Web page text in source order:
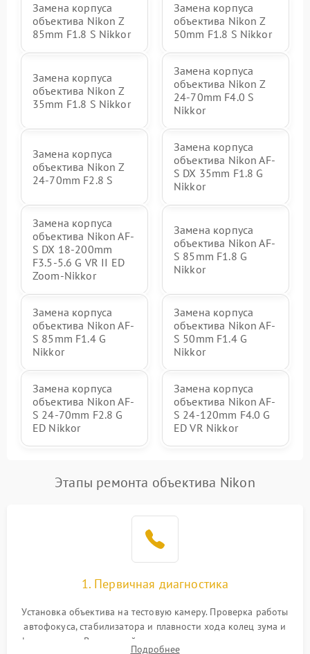
Замена корпуса
объектива Nikon Z
85mm F1.8 S Nikkor
Замена корпуса
объектива Nikon Z
50mm F1.8 S Nikkor
Замена корпуса
объектива Nikon Z
35mm F1.8 S Nikkor
Замена корпуса
объектива Nikon Z
24-70mm F4.0 S
Nikkor
Замена корпуса
объектива Nikon Z
24-70mm F2.8 S
Замена корпуса
объектива Nikon AF-
S DX 35mm F1.8 G
Nikkor
Замена корпуса
объектива Nikon AF-
S DX 18-200mm
F3.5-5.6 G VR II ED
Zoom-Nikkor
Замена корпуса
объектива Nikon AF-
S 85mm F1.8 G
Nikkor
Замена корпуса
объектива Nikon AF-
S 85mm F1.4 G
Nikkor
Замена корпуса
объектива Nikon AF-
S 50mm F1.4 G
Nikkor
Замена корпуса
объектива Nikon AF-
S 24-70mm F2.8 G
ED Nikkor
Замена корпуса
объектива Nikon AF-
S 24-120mm F4.0 G
ED VR Nikkor
Этапы ремонта объектива Nikon
1. Первичная диагностика
Установка объектива на тестовую камеру. Проверка работы
автофокуса, стабилизатора и плавности хода колец зума и
фокусировки. Визуальный осмотр линз на наличие царапин,
Подробнее